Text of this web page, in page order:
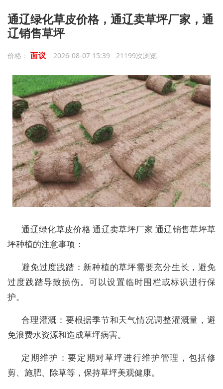
‌通辽绿化草皮价格，通辽卖草坪厂家，通
辽销售草坪
价格： 面议 2026-08-07 15:39 21199次浏览
‌通辽绿化草皮价格 通辽卖草坪厂家 通辽销售草坪草
坪种植的注意事项：
避免过度践踏：新种植的草坪需要充分生长，避免
过度践踏导致损伤。可以设置临时围栏或标识进行保
护。
合理灌溉：要根据季节和天气情况调整灌溉量，避
免浪费水资源和造成草坪病害。
定期维护：要定期对草坪进行维护管理，包括修
剪、施肥、除草等，保持草坪美观健康。